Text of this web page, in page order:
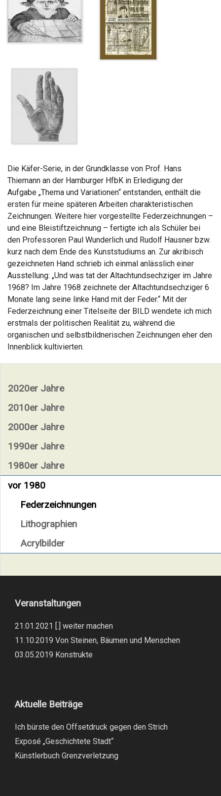
Die Käfer-Serie, in der Grundklasse von Prof. Hans
Thiemann an der Hamburger HfbK in Erledigung der
Aufgabe „Thema und Variationen“ entstanden, enthält die
ersten für meine späteren Arbeiten charakteristischen
Zeichnungen. Weitere hier vorgestellte Federzeichnungen –
und eine Bleistiftzeichnung – fertigte ich als Schüler bei
den Professoren Paul Wunderlich und Rudolf Hausner bzw.
kurz nach dem Ende des Kunststudiums an. Zur akribisch
gezeichneten Hand schrieb ich einmal anlässlich einer
Ausstellung: „Und was tat der Altachtundsechziger im Jahre
1968? Im Jahre 1968 zeichnete der Altachtundsechziger 6
Monate lang seine linke Hand mit der Feder.“ Mit der
Federzeichnung einer Titelseite der BILD wendete ich mich
erstmals der politischen Realität zu, während die
organischen und selbstbildnerischen Zeichnungen eher den
Innenblick kultivierten.
2020er Jahre
2010er Jahre
2000er Jahre
1990er Jahre
1980er Jahre
vor 1980
Federzeichnungen
Lithographien
Acrylbilder
Veranstaltungen
21.01.2021 [.] weiter machen
11.10.2019 Von Steinen, Bäumen und Menschen
03.05.2019 Konstrukte
Aktuelle Beiträge
Ich bürste den Offsetdruck gegen den Strich
Exposé „Geschichtete Stadt“
Künstlerbuch Grenzverletzung